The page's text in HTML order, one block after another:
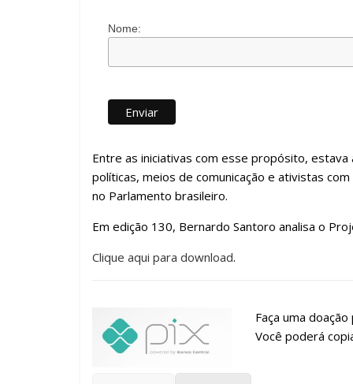
Nome:
Entre as iniciativas com esse propósito,
políticas, meios de comunicação e ativistas
no Parlamento brasileiro.
Em edição 130, Bernardo Santoro analisa o
Clique aqui para download.
Faça uma
Você poderá